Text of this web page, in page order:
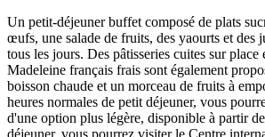
Un petit-déjeuner buffet composé de plats
œufs, une salade de fruits, des yaourts et des
tous les jours. Des pâtisseries cuites sur place
Madeleine français frais sont également
boisson chaude et un morceau de fruits à
heures normales de petit déjeuner, vous
d'une option plus légère, disponible à partir
déjeuner, vous pourrez visiter le Centre